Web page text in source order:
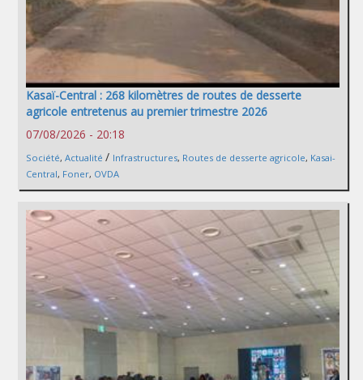
Kasaï-Central : 268 kilomètres de routes de desserte
agricole entretenus au premier trimestre 2026
07/08/2026 - 20:18
Société, Actualité / Infrastructures, Routes de desserte agricole, Kasai-
Central, Foner, OVDA